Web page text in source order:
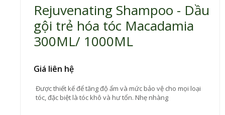
Rejuvenating Shampoo - Dầu
gội trẻ hóa tóc Macadamia
300ML/ 1000ML
Giá liên hệ
Được thiết kế để tăng độ ẩm và mức bảo vệ cho mọi loại
tóc, đặc biệt là tóc khô và hư tổn. Nhẹ nhàng